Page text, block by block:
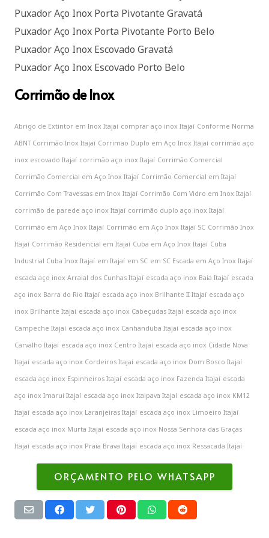
Puxador Aço Inox Porta Pivotante Gravatá
Puxador Aço Inox Porta Pivotante Porto Belo
Puxador Aço Inox Escovado Gravatá
Puxador Aço Inox Escovado Porto Belo
Corrimão de Inox
Abrigo de Extintor em Inox Itajaí comprar aço inox Itajaí Conforme Norma
ABNT Corrimão Inox Itajaí Corrimao Duplo em Aço Inox Itajaí corrimão aço
inox escovado Itajaí corrimão aço inox Itajaí Corrimão Comercial
Corrimão Comercial em Aço Inox Itajaí Corrimão Comercial em Itajaí
Corrimão Com Travessas em Inox Itajaí Corrimão Com Vidro em Inox Itajaí
corrimão de parede aço inox Itajaí corrimão duplo aço inox Itajaí
Corrimão em Aço Inox Itajaí Corrimão em Aço Inox Itajaí SC Corrimão Inox
Itajaí Corrimão Residencial em Itajaí Cuba em Aço Inox Itajaí Cuba
Industrial Cuba Inox Itajaí em Itajaí em SC em SC Escada em Aço Inox Itajaí
escada aço inox Arraial dos Cunhas Itajaí escada aço inox Baia Itajaí escada
aço inox Barra do Rio Itajaí escada aço inox Brilhante II Itajaí escada aço
inox Brilhante Itajaí escada aço inox Cabeçudas Itajaí escada aço inox
Campeche Itajaí escada aço inox Canhanduba Itajaí escada aço inox
Carvalho Itajaí escada aço inox Centro Itajaí escada aço inox Cidade Nova
Itajaí escada aço inox Cordeiros Itajaí escada aço inox Dom Bosco Itajaí
escada aço inox Espinheiros Itajaí escada aço inox Fazenda Itajaí escada
aço inox Imaruí Itajaí escada aço inox Itaipava Itajaí escada aço inox KM12
Itajaí escada aço inox Laranjeiras Itajaí escada aço inox Limoeiro Itajaí
escada aço inox Murta Itajaí escada aço inox Nossa Senhora das Graças
Itajaí escada aço inox Praia Brava Itajaí escada aço inox Ressacada Itajaí
ORÇAMENTO PELO WHATSAPP